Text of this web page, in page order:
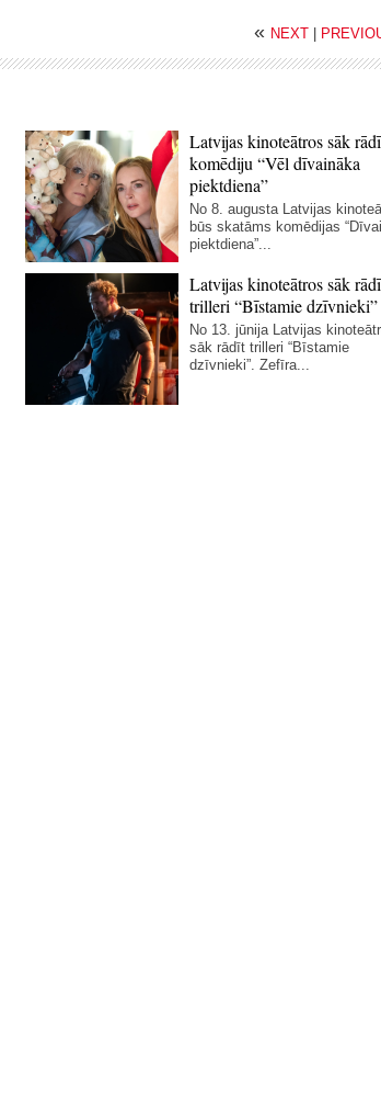
« NEXT
Latvijas kinoteātros sāk
komēdiju “Vēl dīvaināka
piektdiena”
No 8. augusta Latvijas
būs skatāms komēdijas
piektdiena”...
Latvijas kinoteātros sāk
trilleri “Bīstamie dzīvnieki”
No 13. jūnija Latvijas
sāk rādīt trilleri “Bīstamie
dzīvnieki”. Zefīra...